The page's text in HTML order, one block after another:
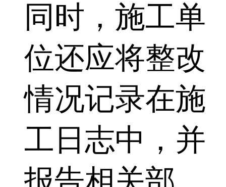
同时，施工单
位还应将整改
情况记录在施
工日志中，并